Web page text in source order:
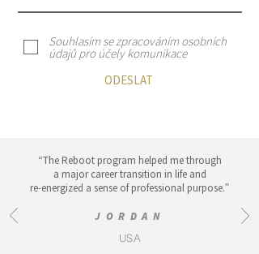
“The Reboot program helped me through
a major career transition in life and
re-energized a sense of professional purpose.”
JORDAN
USA
Souhlasím se zpracováním osobních
údajů pro účely komunikace
ODESLAT